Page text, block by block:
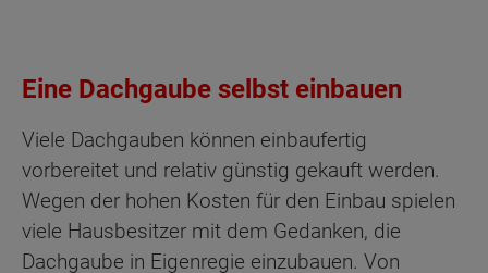
Eine Dachgaube selbst einbauen
Viele Dachgauben können einbaufertig
vorbereitet und relativ günstig gekauft werden.
Wegen der hohen Kosten für den Einbau spielen
viele Hausbesitzer mit dem Gedanken, die
Dachgaube in Eigenregie einzubauen. Von